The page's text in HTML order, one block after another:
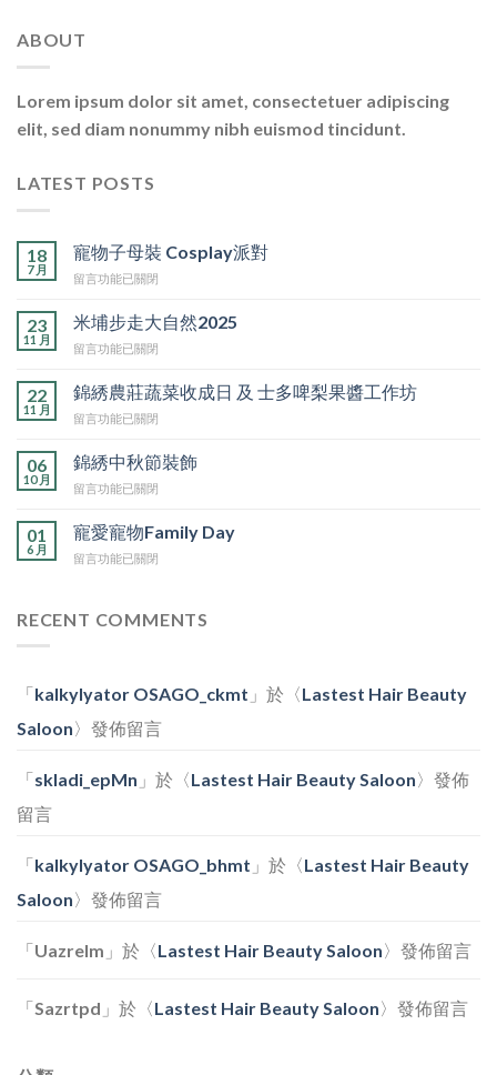
ABOUT
Lorem ipsum dolor sit amet, consectetuer adipiscing
elit, sed diam nonummy nibh euismod tincidunt.
LATEST POSTS
18
7 月
寵物子母裝 Cosplay派對
在
物
子
母
Cosplay
對〉
留言功能已關閉
23
11 月
米埔步走大自然2025
在
埔
步
走
自
2025〉
留言功能已關閉
22
11 月
錦綉農莊蔬菜收成日 及 士多啤梨果醬工作坊
在
綉
農
莊
菜
成
士
果
醬
工
坊〉
中
留言功能已關閉
06
10 月
錦綉中秋節裝飾
在
綉
中
秋
飾〉
留言功能已關閉
01
6 月
寵愛寵物Family Day
在
寵
中
留言功能已關閉
RECENT COMMENTS
「kalkylyator OSAGO_ckmt 」於〈Lastest Hair Beauty
Saloon〉發佈留言
「skladi_epMn 」於〈Lastest Hair Beauty Saloon〉發佈
留言
「kalkylyator OSAGO_bhmt 」於〈Lastest Hair Beauty
Saloon〉發佈留言
「Uazrelm 」於〈Lastest Hair Beauty Saloon〉發佈留言
「Sazrtpd 」於〈Lastest Hair Beauty Saloon〉發佈留言